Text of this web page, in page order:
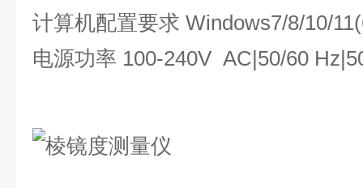
计算机配置要求 Windows7/8/10/
电源功率 100-240V AC|50/60